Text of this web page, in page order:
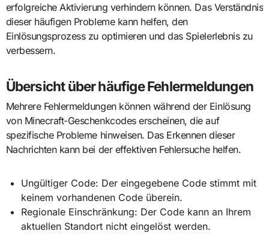
erfolgreiche Aktivierung verhindern können. Das Verständnis
dieser häufigen Probleme kann helfen, den
Einlösungsprozess zu optimieren und das Spielerlebnis zu
verbessern.
Übersicht über häufige Fehlermeldungen
Mehrere Fehlermeldungen können während der Einlösung
von Minecraft-Geschenkcodes erscheinen, die auf
spezifische Probleme hinweisen. Das Erkennen dieser
Nachrichten kann bei der effektiven Fehlersuche helfen.
Ungültiger Code: Der eingegebene Code stimmt mit
keinem vorhandenen Code überein.
Regionale Einschränkung: Der Code kann an Ihrem
aktuellen Standort nicht eingelöst werden.